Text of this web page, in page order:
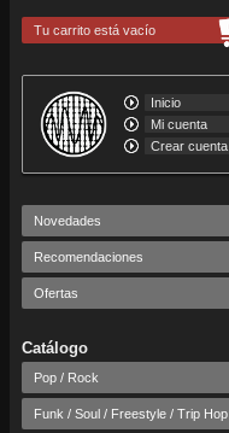
Tu carrito está vacío
Inicio
Mi cuenta
Crear cuenta
Novedades
Recomendaciones
Ofertas
Catálogo
Pop / Rock
Funk / Soul / Freestyle / Trip Hop